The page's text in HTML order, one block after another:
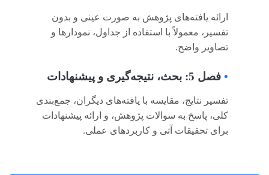
ارائه یافته‌های پژوهش به صورت عینی و بدون
تفسیر، معمولاً با استفاده از جداول، نمودارها و
تصاویر واضح.
فصل 5: بحث، نتیجه‌گیری و پیشنهادات
تفسیر نتایج، مقایسه با یافته‌های دیگران، جمع‌بندی
کلی، پاسخ به سوالات پژوهش، و ارائه پیشنهادات
برای تحقیقات آتی و کاربردهای عملی.